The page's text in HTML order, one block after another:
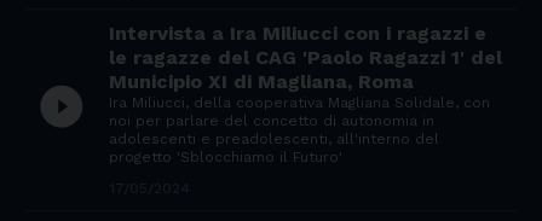
play_circle_filled
Intervista a Ira Miliucci con i ragazzi e
le ragazze del CAG 'Paolo Ragazzi 1' del
Municipio XI di Magliana, Roma
Ira Miliucci, della cooperativa Magliana Solidale, con
noi per parlare del concetto di autonomia in
adolescenti e preadolescenti, all'interno del
progetto 'Sblocchiamo il Futuro'